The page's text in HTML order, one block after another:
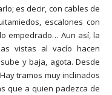
es decir, con cables de
escalones con
empedrado… Aun así, la
vistas al vacío hacen
y baja, agota. Desde
tramos muy inclinados
que a quien padezca de